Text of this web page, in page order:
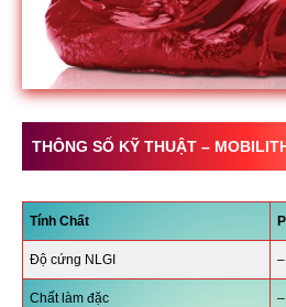
THÔNG SỐ KỸ THUẬT –
Tính Chất
Độ cứng NLGI –
Chất làm đặc –